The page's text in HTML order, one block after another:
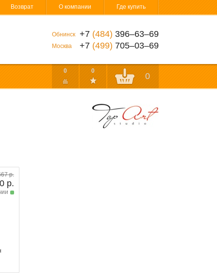
Возврат О компании Где купить
Обнинск +7 (484) 396‒63‒69
Москва +7 (499) 705‒03‒69
0 0
0
р.
р.